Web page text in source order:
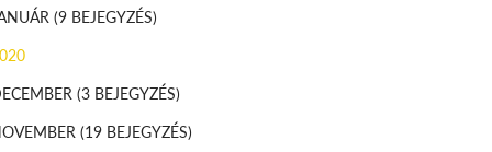
(9 BEJEGYZÉS)
(3 BEJEGYZÉS)
(19 BEJEGYZÉS)